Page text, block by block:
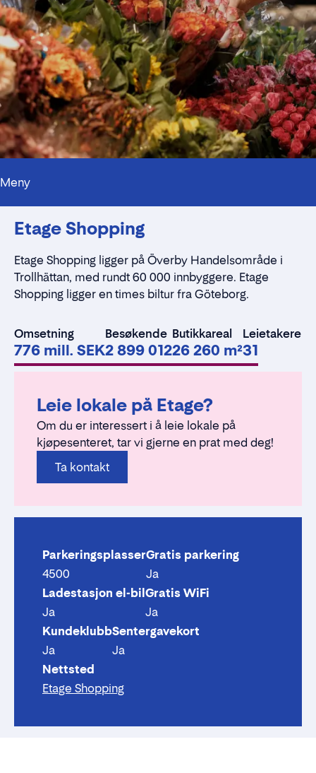
Meny
Alt du trenger å vite
Standleie
Kontaktskjema
Etage Shopping
Etage Shopping ligger på Överby Handelsområde i
Trollhättan, med rundt 60 000 innbyggere. Etage
Shopping ligger en times biltur fra Göteborg.
Omsetning
776 mill. SEK
Besøkende
2 899 012
Butikkareal
26 260 m²
Leietakere
31
Leie lokale på Etage?
Om du er interessert i å leie lokale på
kjøpesenteret, tar vi gjerne en prat med deg!
Ta kontakt
Parkeringsplasser
4500
Gratis parkering
Ja
Ladestasjon el-bil
Ja
Gratis WiFi
Ja
Kundeklubb
Ja
Sentergavekort
Ja
Nettsted
Etage Shopping